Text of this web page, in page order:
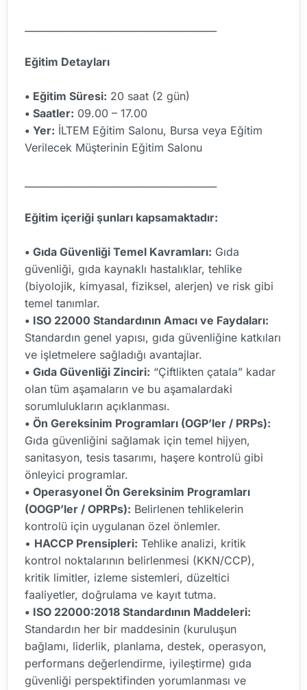
Eğitim Detayları
• Eğitim Süresi: 20 saat (2 gün)
• Saatler: 09.00 – 17.00
• Yer: İLTEM Eğitim Salonu, Bursa veya Eğitim
Verilecek Müşterinin Eğitim Salonu
Eğitim içeriği şunları kapsamaktadır:
• Gıda Güvenliği Temel Kavramları: Gıda
güvenliği, gıda kaynaklı hastalıklar, tehlike
(biyolojik, kimyasal, fiziksel, alerjen) ve risk gibi
temel tanımlar.
• ISO 22000 Standardının Amacı ve Faydaları:
Standardın genel yapısı, gıda güvenliğine katkıları
ve işletmelere sağladığı avantajlar.
• Gıda Güvenliği Zinciri: “Çiftlikten çatala” kadar
olan tüm aşamaların ve bu aşamalardaki
sorumlulukların açıklanması.
• Ön Gereksinim Programları (OGP’ler / PRPs):
Gıda güvenliğini sağlamak için temel hijyen,
sanitasyon, tesis tasarımı, haşere kontrolü gibi
önleyici programlar.
• Operasyonel Ön Gereksinim Programları
(OOGP’ler / OPRPs): Belirlenen tehlikelerin
kontrolü için uygulanan özel önlemler.
• HACCP Prensipleri: Tehlike analizi, kritik
kontrol noktalarının belirlenmesi (KKN/CCP),
kritik limitler, izleme sistemleri, düzeltici
faaliyetler, doğrulama ve kayıt tutma.
• ISO 22000:2018 Standardının Maddeleri:
Standardın her bir maddesinin (kuruluşun
bağlamı, liderlik, planlama, destek, operasyon,
performans değerlendirme, iyileştirme) gıda
güvenliği perspektifinden yorumlanması ve